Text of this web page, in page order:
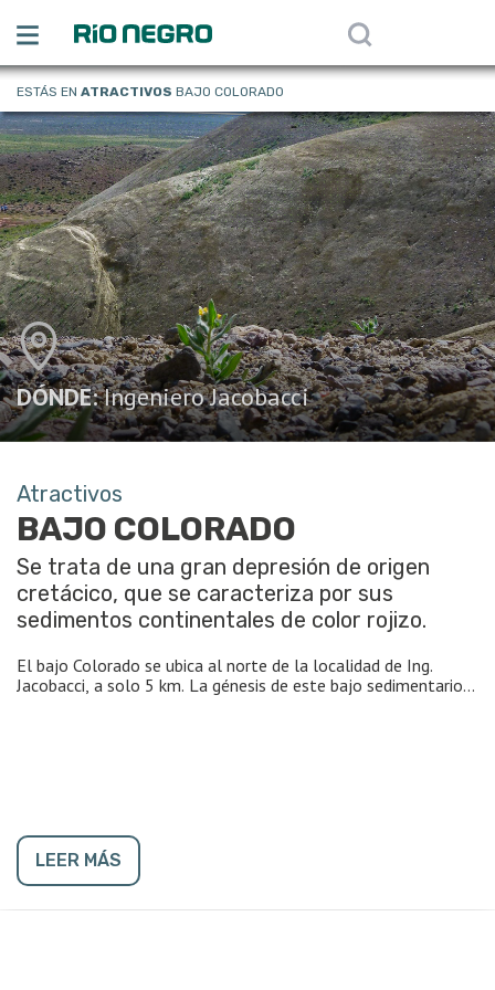
ESTÁS EN ATRACTIVOS BAJO COLORADO
DÓNDE: Ingeniero Jacobacci
Atractivos
BAJO COLORADO
Se trata de una gran depresión de origen
cretácico, que se caracteriza por sus
sedimentos continentales de color rojizo.
El bajo Colorado se ubica al norte de la localidad de Ing.
Jacobacci, a solo 5 km. La génesis de este bajo sedimentario
cambio en la pendiente general existente hacia el pacifico por
la pendiente hacia el Atlántico, persistente hasta nuestro
días. Los ambientes continentales persistieron hasta cerca de
la finalización del Período, con abundante fauna de muy
LEER MÁS